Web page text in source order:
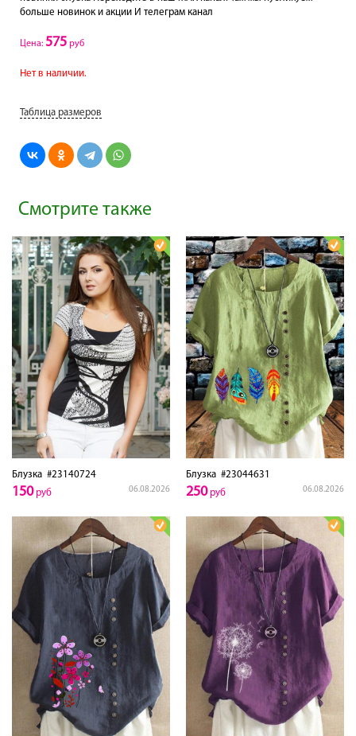
больше новинок и акции И телеграм канал
Цена: 575 руб
Нет в наличии.
Таблица размеров
Смотрите также
Блузка #23140724
06.08.2026
150руб
Блузка #23044631
06.08.2026
250руб